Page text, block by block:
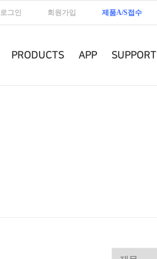
로그인 회원가입 제품A/S접수
PRODUCTS APP SUPPORT